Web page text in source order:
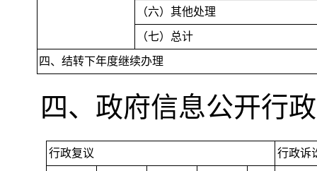
（六）其他处理
（七）总计
四、结转下年度继续办理
四、政府信息公开行
行政复议 行政诉